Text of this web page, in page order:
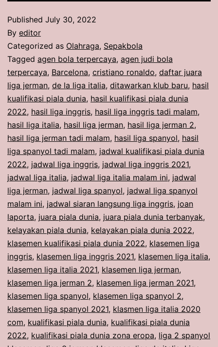
Published July 30, 2022
By editor
Categorized as Olahraga, Sepakbola
Tagged agen bola terpercaya, agen judi bola
terpercaya, Barcelona, cristiano ronaldo, daftar juara
liga jerman, de la liga italia, ditawarkan klub baru, hasil
kualifikasi piala dunia, hasil kualifikasi piala dunia
2022, hasil liga inggris, hasil liga inggris tadi malam,
hasil liga italia, hasil liga jerman, hasil liga jerman 2,
hasil liga jerman tadi malam, hasil liga spanyol, hasil
liga spanyol tadi malam, jadwal kualifikasi piala dunia
2022, jadwal liga inggris, jadwal liga inggris 2021,
jadwal liga italia, jadwal liga italia malam ini, jadwal
liga jerman, jadwal liga spanyol, jadwal liga spanyol
malam ini, jadwal siaran langsung liga inggris, joan
laporta, juara piala dunia, juara piala dunia terbanyak,
kelayakan piala dunia, kelayakan piala dunia 2022,
klasemen kualifikasi piala dunia 2022, klasemen liga
inggris, klasemen liga inggris 2021, klasemen liga italia,
klasemen liga italia 2021, klasemen liga jerman,
klasemen liga jerman 2, klasemen liga jerman 2021,
klasemen liga spanyol, klasemen liga spanyol 2,
klasemen liga spanyol 2021, klasmen liga italia 2020
com, kualifikasi piala dunia, kualifikasi piala dunia
2022, kualifikasi piala dunia zona eropa, liga 2 spanyol